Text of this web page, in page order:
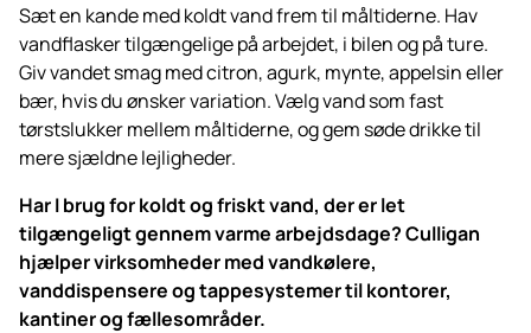
Sæt en kande med koldt vand frem til måltiderne. Hav
vandflasker tilgængelige på arbejdet, i bilen og på ture.
Giv vandet smag med citron, agurk, mynte, appelsin eller
bær, hvis du ønsker variation. Vælg vand som fast
tørstslukker mellem måltiderne, og gem søde drikke til
mere sjældne lejligheder.
Har I brug for koldt og friskt vand, der er let
tilgængeligt gennem varme arbejdsdage? Culligan
hjælper virksomheder med vandkølere,
vanddispensere og tappesystemer til kontorer,
kantiner og fællesområder.